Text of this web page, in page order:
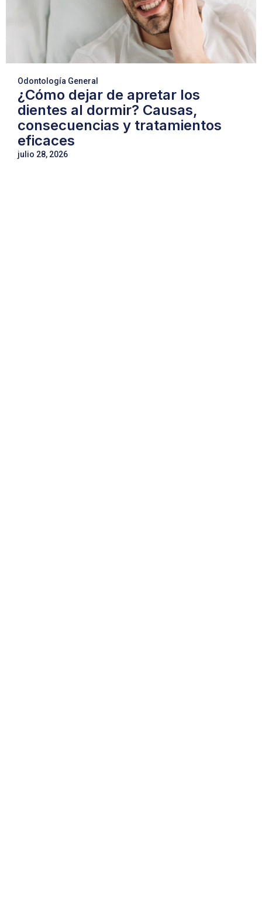
Odontología General
¿Cómo dejar de apretar los
dientes al dormir? Causas,
consecuencias y tratamientos
eficaces
julio 28, 2026